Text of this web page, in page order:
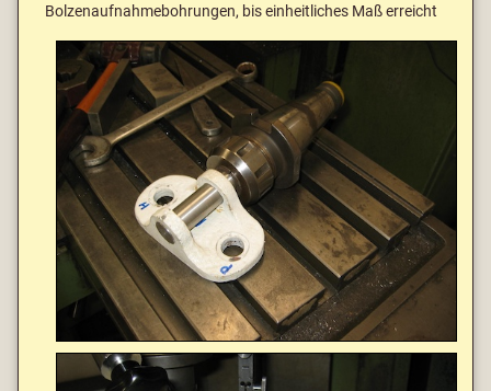
Bolzenaufnahmebohrungen, bis einheitliches Maß erreicht